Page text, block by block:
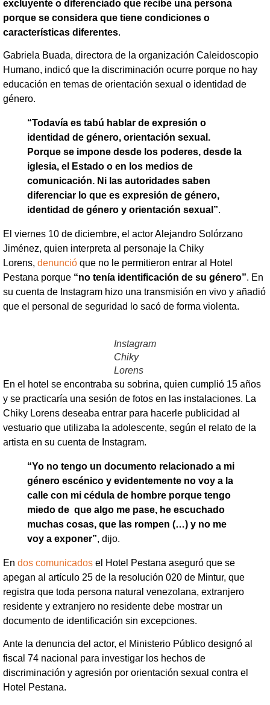
excluyente o diferenciado que recibe una persona
porque se considera que tiene condiciones o
características diferentes.
Gabriela Buada, directora de la organización Caleidoscopio
Humano, indicó que la discriminación ocurre porque no hay
educación en temas de orientación sexual o identidad de
género.
“Todavía es tabú hablar de expresión o
identidad de género, orientación sexual.
Porque se impone desde los poderes, desde la
iglesia, el Estado o en los medios de
comunicación. Ni las autoridades saben
diferenciar lo que es expresión de género,
identidad de género y orientación sexual”.
El viernes 10 de diciembre, el actor Alejandro Solórzano
Jiménez, quien interpreta al personaje la Chiky
Lorens, denunció que no le permitieron entrar al Hotel
Pestana porque “no tenía identificación de su género”. En
su cuenta de Instagram hizo una transmisión en vivo y añadió
que el personal de seguridad lo sacó de forma violenta.
Instagram
Chiky
Lorens
En el hotel se encontraba su sobrina, quien cumplió 15 años
y se practicaría una sesión de fotos en las instalaciones. La
Chiky Lorens deseaba entrar para hacerle publicidad al
vestuario que utilizaba la adolescente, según el relato de la
artista en su cuenta de Instagram.
“Yo no tengo un documento relacionado a mi
género escénico y evidentemente no voy a la
calle con mi cédula de hombre porque tengo
miedo de que algo me pase, he escuchado
muchas cosas, que las rompen (…) y no me
voy a exponer”, dijo.
En dos comunicados el Hotel Pestana aseguró que se
apegan al artículo 25 de la resolución 020 de Mintur, que
registra que toda persona natural venezolana, extranjero
residente y extranjero no residente debe mostrar un
documento de identificación sin excepciones.
Ante la denuncia del actor, el Ministerio Público designó al
fiscal 74 nacional para investigar los hechos de
discriminación y agresión por orientación sexual contra el
Hotel Pestana.